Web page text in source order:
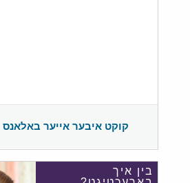
קוקט איבער אייער באלאנס
בין איך